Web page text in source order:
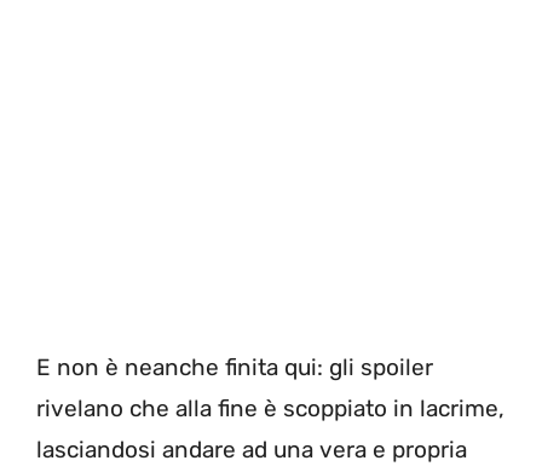
E non è neanche finita qui: gli spoiler
rivelano che alla fine è scoppiato in lacrime,
lasciandosi andare ad una vera e propria